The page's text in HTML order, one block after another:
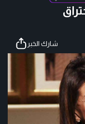
شارك الخبر